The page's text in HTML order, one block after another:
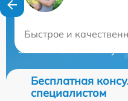
Быстрое и
Нужна
Закажите бесплатную
Бесплатная
специалистом